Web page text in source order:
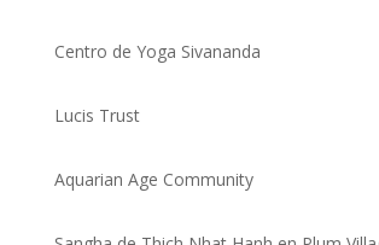
Centro de Yoga Sivananda
Lucis Trust
Aquarian Age Community